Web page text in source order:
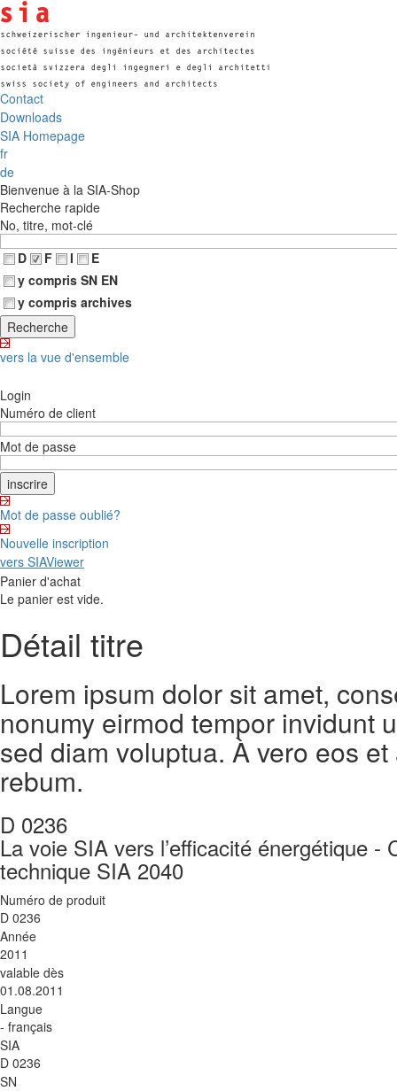
Contact
Downloads
SIA Homepage
fr
de
Bienvenue à la SIA-Shop
Recherche rapide
No, titre, mot-clé
D
F I
E
y compris SN EN
y compris archives
vers la vue d'ensemble
Login
Numéro de client
Mot de passe
Mot de passe oublié?
Nouvelle inscription
vers SIAViewer
Panier d'achat
Le panier est vide.
Détail titre
Lorem ipsum dolor sit amet,
nonumy eirmod tempor invidunt
sed diam voluptua. À vero eos
rebum.
D 0236
La voie SIA vers l’efficacité énergétique
technique SIA 2040
Numéro de produit
D 0236
Année
2011
valable dès
01.08.2011
Langue
- français
SIA
D 0236
SN